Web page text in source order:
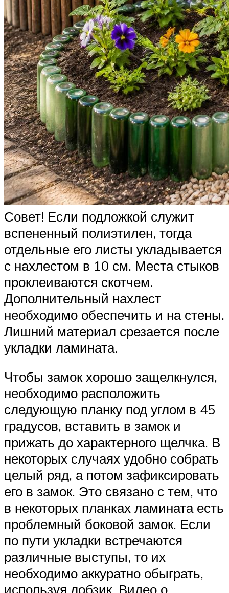
Совет! Если подложкой служит
вспененный полиэтилен, тогда
отдельные его листы укладывается
с нахлестом в 10 см. Места стыков
проклеиваются скотчем.
Дополнительный нахлест
необходимо обеспечить и на стены.
Лишний материал срезается после
укладки ламината.
Чтобы замок хорошо защелкнулся,
необходимо расположить
следующую планку под углом в 45
градусов, вставить в замок и
прижать до характерного щелчка. В
некоторых случаях удобно собрать
целый ряд, а потом зафиксировать
его в замок. Это связано с тем, что
в некоторых планках ламината есть
проблемный боковой замок. Если
по пути укладки встречаются
различные выступы, то их
необходимо аккуратно обыграть,
используя лобзик. Видео о